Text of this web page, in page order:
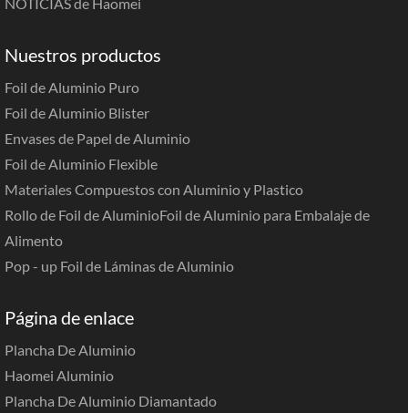
Nuestros productos
Foil de Aluminio Puro
Foil de Aluminio Blister
Envases de Papel de Aluminio
Foil de Aluminio Flexible
Materiales Compuestos con Aluminio y Plastico
Rollo de Foil de AluminioFoil de Aluminio para Embalaje de
Alimento
Pop - up Foil de Láminas de Aluminio
Página de enlace
Plancha De Aluminio
Haomei Aluminio
Plancha De Aluminio Diamantado